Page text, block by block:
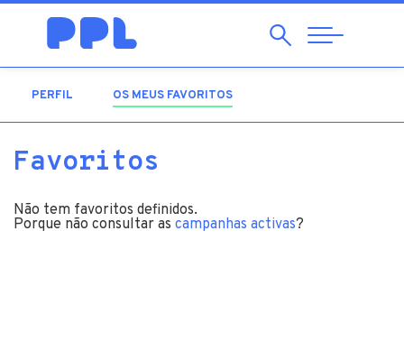
Pesquisar
Abrir
Navegação
PERFIL OS MEUS FAVORITOS
Favoritos
Não tem favoritos definidos.
Porque não consultar as campanhas activas?